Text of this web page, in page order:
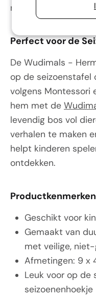
maar steun je ook
Perfect voor de
De Wudimals -
op de seizoenstafel
volgens Montessori
hem met de
levendig bos vol
verhalen te maken
helpt kinderen
ontdekken.
Geschikt voor
Gemaakt van
met veilige,
Afmetingen: 9 x
Leuk voor op de
seizoenenhoekje